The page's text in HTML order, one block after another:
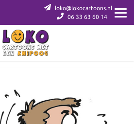
loko@lokocartoons.nl
06 33 63 60 14